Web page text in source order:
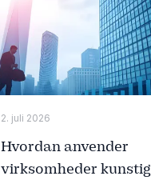
2. juli 2026
Hvordan anvender
virksomheder kunstig